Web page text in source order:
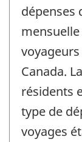
dépenses
Canada.
résidents
type de
voyages